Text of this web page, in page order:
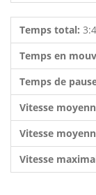
Temps total:
Temps en
Temps de
Vitesse
Vitesse
Vitesse